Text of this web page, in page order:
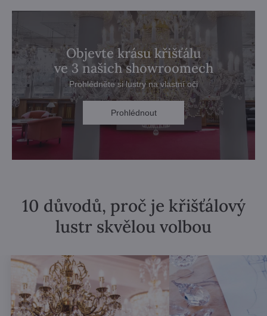
Objevte krásu křišťálu
ve 3 našich showroomech
Prohlédněte si lustry na vlastní oči
Prohlédnout
10 důvodů, proč je křišťálový
lustr skvělou volbou